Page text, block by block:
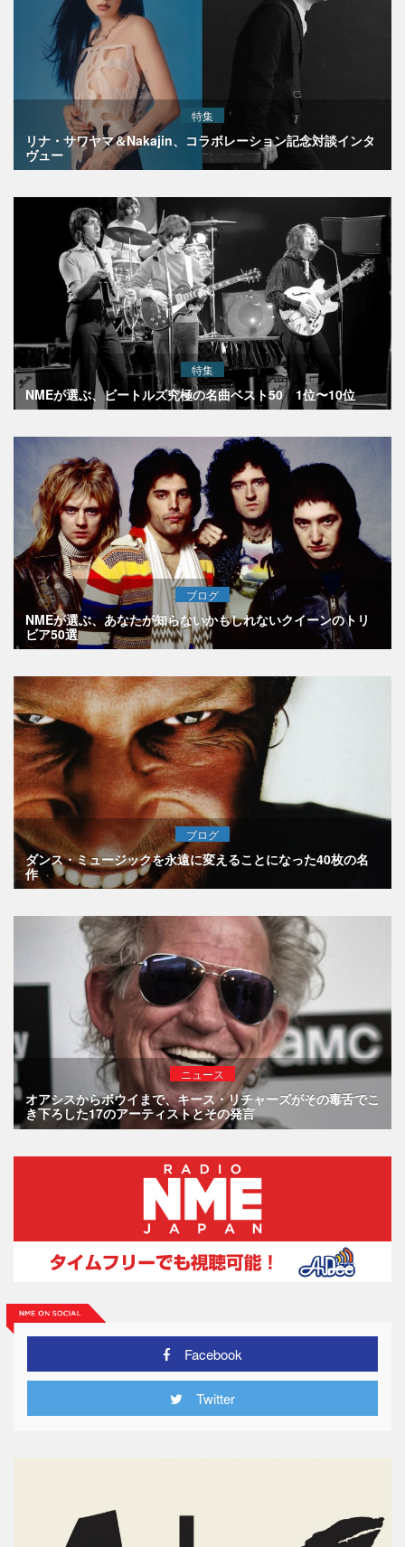
特集
リナ・サワヤマ＆Nakajin、コラボレーション記念対談インタ
ヴュー
特集
NMEが選ぶ、ビートルズ究極の名曲ベスト50 1位〜10位
ブログ
NMEが選ぶ、あなたが知らないかもしれないクイーンのトリ
ビア50選
ブログ
ダンス・ミュージックを永遠に変えることになった40枚の名
作
ニュース
オアシスからボウイまで、キース・リチャーズがその毒舌でこ
き下ろした17のアーティストとその発言
Facebook
Twitter